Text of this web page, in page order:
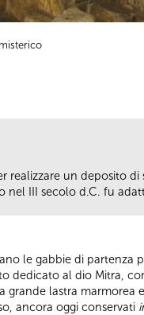
realizzare un deposito
nel III secolo d.C. fu
le gabbie di partenza
al dio Mitra,
lastra
ancora oggi conservati